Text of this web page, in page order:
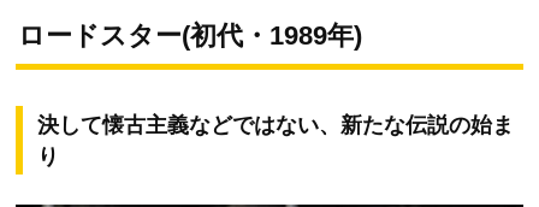
ロードスター(初代・1989年)
決して懐古主義などではない、新たな伝説の始ま
り